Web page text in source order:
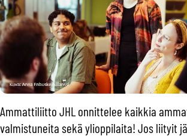
Ammattiliitto JHL onnittelee kaikkia
valmistuneita sekä ylioppilaita! Jos liityit